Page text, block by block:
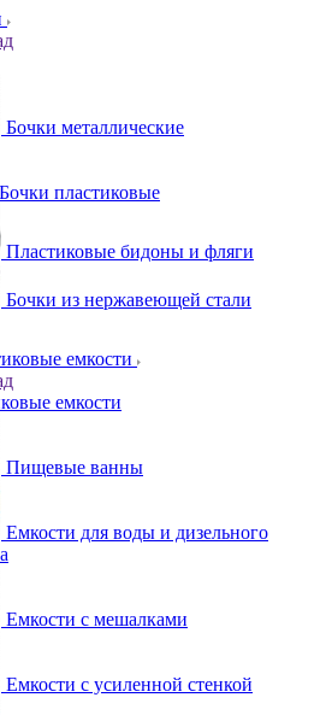
Бочки металлические
Бочки пластиковые
Пластиковые бидоны и фляги
Бочки из нержавеющей стали
емкости
емкости
Пищевые ванны
Емкости для воды и дизельного
Емкости с мешалками
Емкости с усиленной стенкой